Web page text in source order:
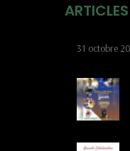
ARTICLES
31 octobre